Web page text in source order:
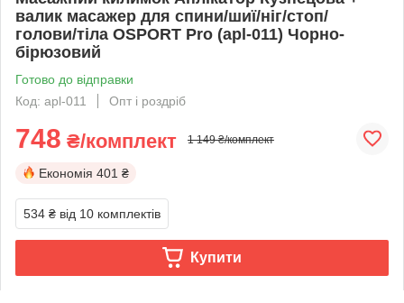
валик масажер для спини/шиї/ніг/стоп/
голови/тіла OSPORT Pro (apl-011) Чорно-
бірюзовий
Готово до відправки
Код: apl-011
Опт і роздріб
748 ₴/комплект 1 149 ₴/комплект
Економія 401 ₴
534 ₴ від 10 комплектів
Купити